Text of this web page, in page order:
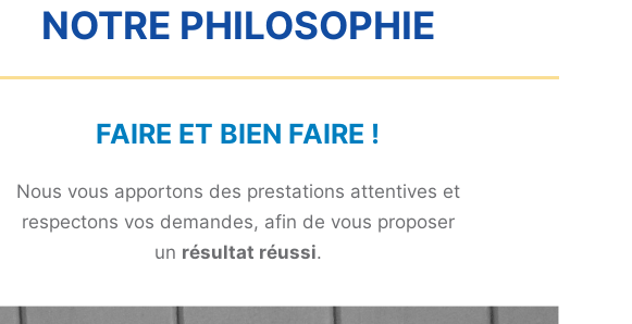
NOTRE PHILOSOPHIE
FAIRE ET BIEN FAIRE !
Nous vous apportons des prestations attentives et
respectons vos demandes, afin de vous proposer
un résultat réussi.